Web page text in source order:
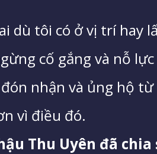
dù tôi có ở vị trí hay
cố gắng và nỗ
nhận và ủng hộ
vì điều đó.
Thu Uyên đã